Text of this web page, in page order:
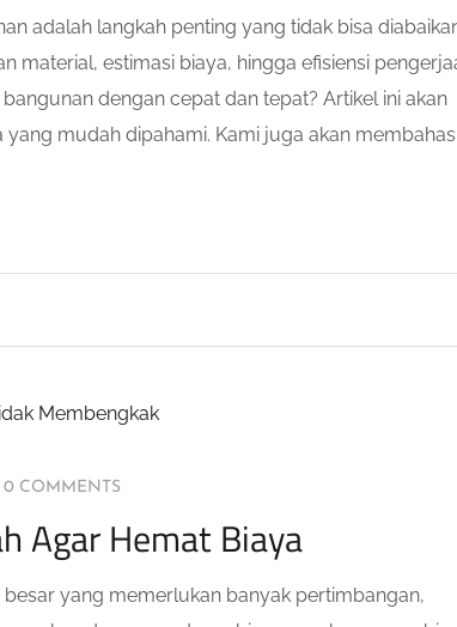
adalah langkah penting yang tidak bisa
material, estimasi biaya, hingga efisiensi
dengan cepat dan tepat? Artikel ini akan
mudah dipahami. Kami juga akan membahas
0 COMMENTS
Agar Hemat Biaya
yang memerlukan banyak pertimbangan,